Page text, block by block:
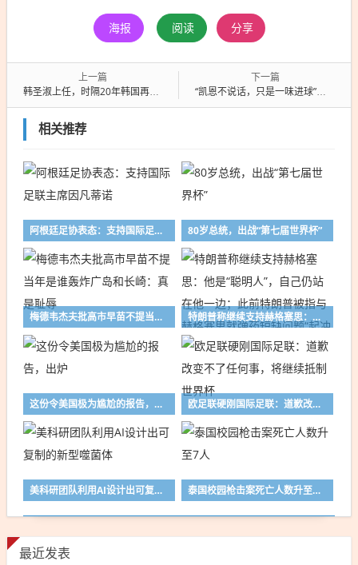
海报 阅读 分享
上一篇
韩圣淑上任，时隔20年韩国再次诞生女总理
下一篇
“凯恩不说话，只是一味进球”，拯救了整个欧洲
相关推荐
阿根廷足协表态：支持国际足联主席因凡蒂诺 80岁总统，出战“第七届世界杯”
梅德韦杰夫批高市早苗不提当年是谁轰炸广岛和长崎：真是耻辱 特朗普称继续支持赫格塞思：他是“聪明人”，自己仍站在他一边；此前特朗普被指与赫格塞思就弹药短缺问题“起冲突”，白宫回应称是假新闻
这份令美国极为尴尬的报告，出炉 欧足联硬刚国际足联：道歉改变不了任何事，将继续抵制世界杯
美科研团队利用AI设计出可复制的新型噬菌体 泰国校园枪击案死亡人数升至7人
最近发表